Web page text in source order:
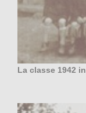
La classe 1942